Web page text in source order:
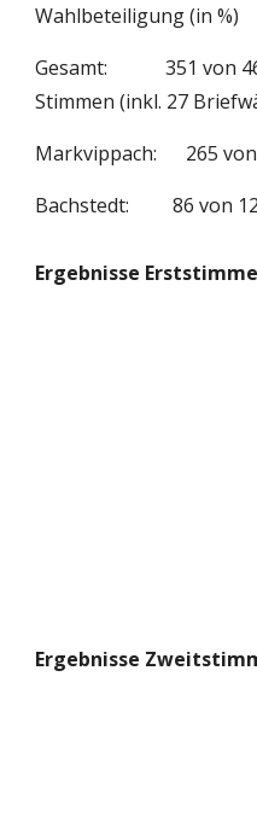
Wahlbeteiligung (in %)
Gesamt:            351 von
Stimmen (inkl. 27
Markvippach:      265
Bachstedt:         86 von
Ergebnisse
Ergebnisse